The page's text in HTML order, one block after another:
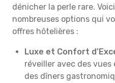
dénicher la perle rare.
nombreuses options qui
offres hôtelières :
Luxe et Confort
réveiller avec des
des dîners